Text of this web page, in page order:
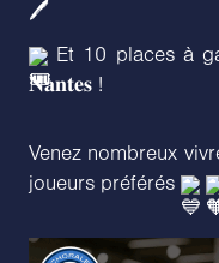
Et 10 places à g
𝐍𝐚𝐧𝐭𝐞𝐬 !
Venez nombreux
joueurs préférés